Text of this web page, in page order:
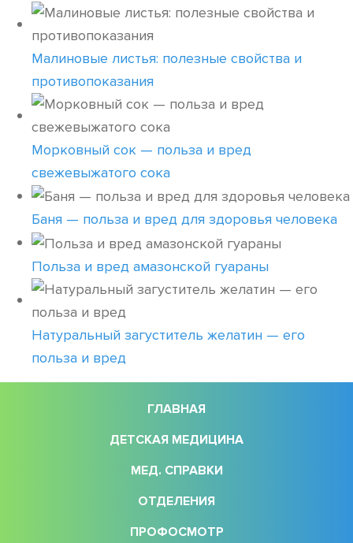
Малиновые листья: полезные свойства и
противопоказания
Морковный сок — польза и вред
свежевыжатого сока
Баня — польза и вред для здоровья человека
Польза и вред амазонской гуараны
Натуральный загуститель желатин — его
польза и вред
ГЛАВНАЯ
ДЕТСКАЯ МЕДИЦИНА
МЕД. СПРАВКИ
ОТДЕЛЕНИЯ
ПРОФОСМОТР